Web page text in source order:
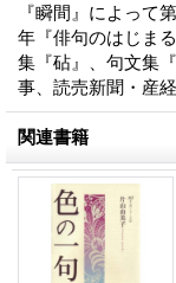
『瞬間』によって
年『俳句のはじま
集『砧』、句文集
事、読売新聞・産
関連書籍